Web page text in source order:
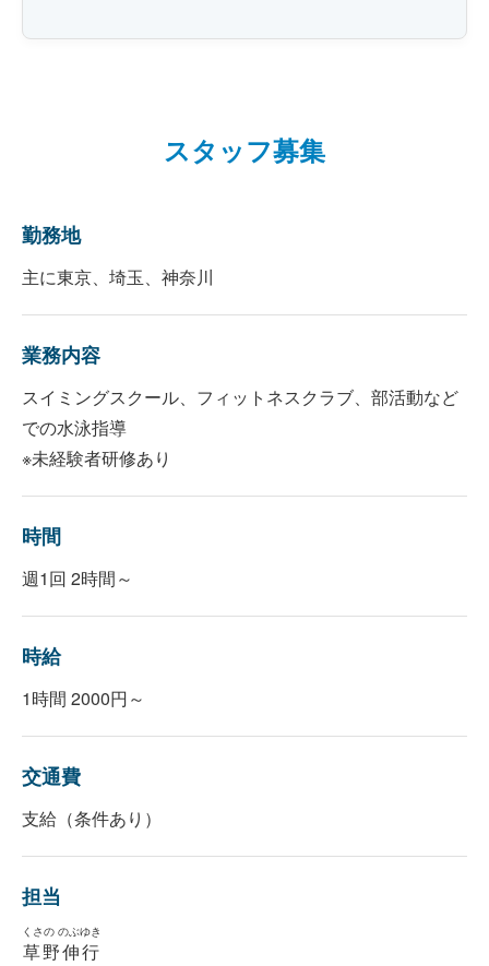
スタッフ募集
勤務地
主に東京、埼玉、神奈川
業務内容
スイミングスクール、フィットネスクラブ、部活動など
での水泳指導
※未経験者研修あり
時間
週1回 2時間～
時給
1時間 2000円～
交通費
支給（条件あり）
担当
草野伸行
くさの のぶゆき